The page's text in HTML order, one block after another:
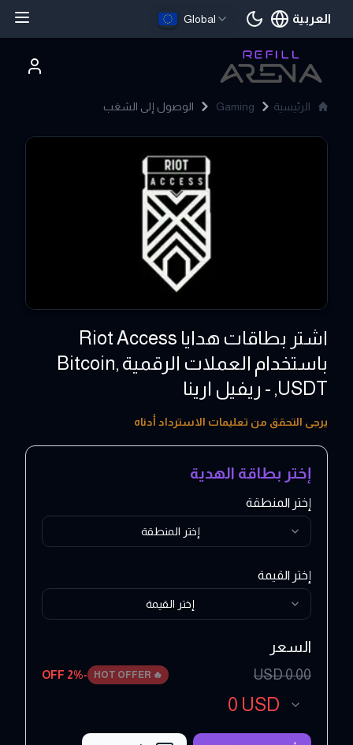
Global العربية
اللغة الحالية
الرئيسية Gaming الوصول إلى الشغب
اشتر بطاقات هدايا Riot Access
باستخدام العملات الرقمية ,Bitcoin
,USDT - ريفيل ارينا
2 - 100 EUR
يرجى التحقق من تعليمات الاسترداد أدناه
إختر بطاقة الهدية
إختر المنطقة
إختر المنطقة
إختر القيمة
إختر القيمة
السعر
0.00
USD
🔥
HOT OFFER
-
2% OFF
0 USD